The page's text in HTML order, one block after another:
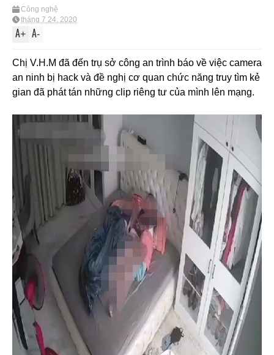
Công nghệ
tháng 7 24, 2020
A+ A-
Chị V.H.M đã đến trụ sở công an trình báo về việc camera
an ninh bị hack và đề nghị cơ quan chức năng truy tìm kẻ
gian đã phát tán những clip riêng tư của mình lên mạng.